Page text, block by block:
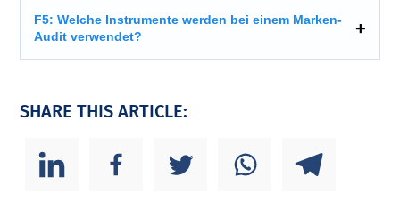
F5: Welche Instrumente werden bei einem Marken-
Audit verwendet?
SHARE THIS ARTICLE: